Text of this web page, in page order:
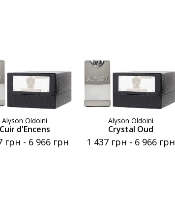
Alyson Oldoini
d'Encens
грн - 6 966 грн
Alyson Oldoini
Crystal Oud
1 437 грн - 6 966 грн